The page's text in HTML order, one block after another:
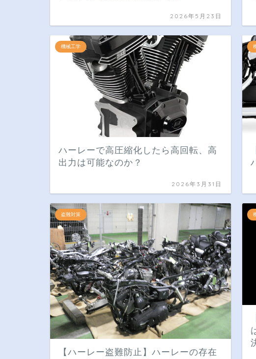
2026年5月23日
機械工学
ハーレーで高圧縮化したら高回転、高
出力は可能なのか？
2026年3月31日
盗難対策
【ハーレー盗難防止】ハーレーの存在